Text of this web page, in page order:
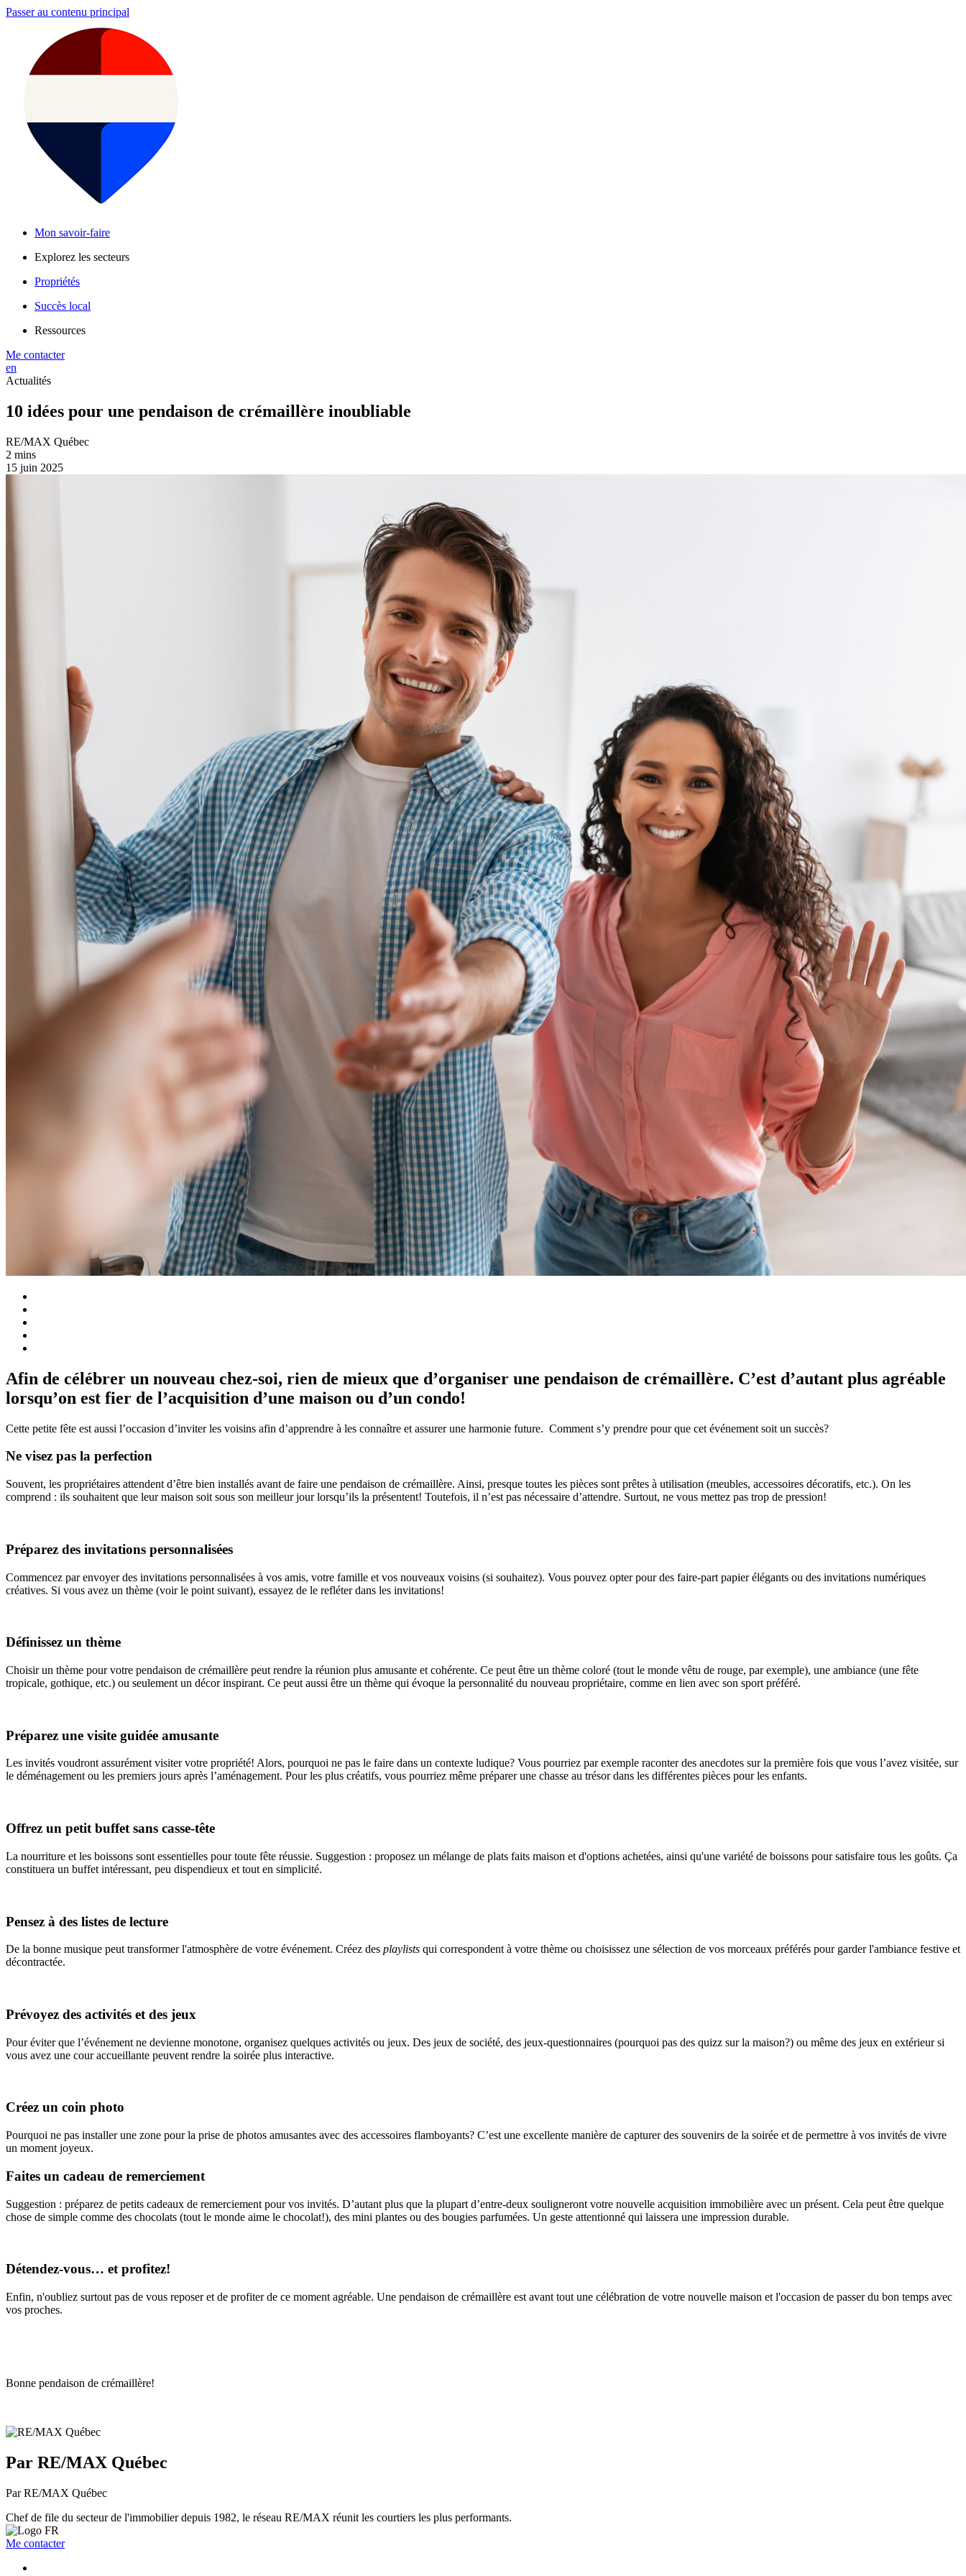
Passer au contenu principal
Mon savoir-faire
Explorez les secteurs
Propriétés
Succès local
Ressources
Me contacter
en
Actualités
10 idées pour une pendaison de crémaillère inoubliable
RE/MAX Québec
2 mins
15 juin 2025
Afin de célébrer un nouveau chez-soi, rien de mieux que d’organiser une pendaison de crémaillère. C’est d’autant plus agréable
lorsqu’on est fier de l’acquisition d’une maison ou d’un condo!
Cette petite fête est aussi l’occasion d’inviter les voisins afin d’apprendre à les connaître et assurer une harmonie future. Comment s’y prendre pour que cet événement soit un succès?
Ne visez pas la perfection
Souvent, les propriétaires attendent d’être bien installés avant de faire une pendaison de crémaillère. Ainsi, presque toutes les pièces sont prêtes à utilisation (meubles, accessoires décoratifs, etc.). On les
comprend : ils souhaitent que leur maison soit sous son meilleur jour lorsqu’ils la présentent! Toutefois, il n’est pas nécessaire d’attendre. Surtout, ne vous mettez pas trop de pression!
Préparez des invitations personnalisées
Commencez par envoyer des invitations personnalisées à vos amis, votre famille et vos nouveaux voisins (si souhaitez). Vous pouvez opter pour des faire-part papier élégants ou des invitations numériques
créatives. Si vous avez un thème (voir le point suivant), essayez de le refléter dans les invitations!
Définissez un thème
Choisir un thème pour votre pendaison de crémaillère peut rendre la réunion plus amusante et cohérente. Ce peut être un thème coloré (tout le monde vêtu de rouge, par exemple), une ambiance (une fête
tropicale, gothique, etc.) ou seulement un décor inspirant. Ce peut aussi être un thème qui évoque la personnalité du nouveau propriétaire, comme en lien avec son sport préféré.
Préparez une visite guidée amusante
Les invités voudront assurément visiter votre propriété! Alors, pourquoi ne pas le faire dans un contexte ludique? Vous pourriez par exemple raconter des anecdotes sur la première fois que vous l’avez visitée, sur
le déménagement ou les premiers jours après l’aménagement. Pour les plus créatifs, vous pourriez même préparer une chasse au trésor dans les différentes pièces pour les enfants.
Offrez un petit buffet sans casse-tête
La nourriture et les boissons sont essentielles pour toute fête réussie. Suggestion : proposez un mélange de plats faits maison et d'options achetées, ainsi qu'une variété de boissons pour satisfaire tous les goûts. Ça
constituera un buffet intéressant, peu dispendieux et tout en simplicité.
Pensez à des listes de lecture
De la bonne musique peut transformer l'atmosphère de votre événement. Créez des playlists qui correspondent à votre thème ou choisissez une sélection de vos morceaux préférés pour garder l'ambiance festive et
décontractée.
Prévoyez des activités et des jeux
Pour éviter que l’événement ne devienne monotone, organisez quelques activités ou jeux. Des jeux de société, des jeux-questionnaires (pourquoi pas des quizz sur la maison?) ou même des jeux en extérieur si
vous avez une cour accueillante peuvent rendre la soirée plus interactive.
Créez un coin photo
Pourquoi ne pas installer une zone pour la prise de photos amusantes avec des accessoires flamboyants? C’est une excellente manière de capturer des souvenirs de la soirée et de permettre à vos invités de vivre
un moment joyeux.
Faites un cadeau de remerciement
Suggestion : préparez de petits cadeaux de remerciement pour vos invités. D’autant plus que la plupart d’entre-deux souligneront votre nouvelle acquisition immobilière avec un présent. Cela peut être quelque
chose de simple comme des chocolats (tout le monde aime le chocolat!), des mini plantes ou des bougies parfumées. Un geste attentionné qui laissera une impression durable.
Détendez-vous… et profitez!
Enfin, n'oubliez surtout pas de vous reposer et de profiter de ce moment agréable. Une pendaison de crémaillère est avant tout une célébration de votre nouvelle maison et l'occasion de passer du bon temps avec
vos proches.
Bonne pendaison de crémaillère!
Par RE/MAX Québec
Par RE/MAX Québec
Chef de file du secteur de l'immobilier depuis 1982, le réseau RE/MAX réunit les courtiers les plus performants.
Me contacter